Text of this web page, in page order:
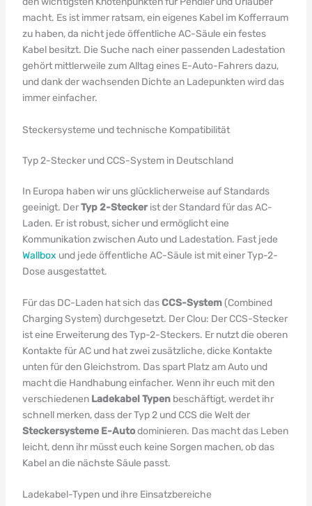
macht. Es ist immer ratsam, ein eigenes Kabel im Kofferraum
zu haben, da nicht jede öffentliche AC-Säule ein festes
Kabel besitzt. Die Suche nach einer passenden Ladestation
gehört mittlerweile zum Alltag eines E-Auto-Fahrers dazu,
und dank der wachsenden Dichte an Ladepunkten wird das
immer einfacher.
Steckersysteme und technische Kompatibilität
Typ 2-Stecker und CCS-System in Deutschland
In Europa haben wir uns glücklicherweise auf Standards
geeinigt. DerTyp 2-Steckerist der Standard für das AC-
Laden. Er ist robust, sicher und ermöglicht eine
Kommunikation zwischen Auto und Ladestation. Fast jede
Wallbox und jede öffentliche AC-Säule ist mit einer Typ-2-
Dose ausgestattet.
Für das DC-Laden hat sich dasCCS-System(Combined
Charging System) durchgesetzt. Der Clou: Der CCS-Stecker
ist eine Erweiterung des Typ-2-Steckers. Er nutzt die oberen
Kontakte für AC und hat zwei zusätzliche, dicke Kontakte
unten für den Gleichstrom. Das spart Platz am Auto und
macht die Handhabung einfacher. Wenn ihr euch mit den
verschiedenen Ladekabel Typenbeschäftigt, werdet ihr
schnell merken, dass der Typ 2 und CCS die Welt der
Steckersysteme E-Autodominieren. Das macht das Leben
leicht, denn ihr müsst euch keine Sorgen machen, ob das
Kabel an die nächste Säule passt.
Ladekabel-Typen und ihre Einsatzbereiche